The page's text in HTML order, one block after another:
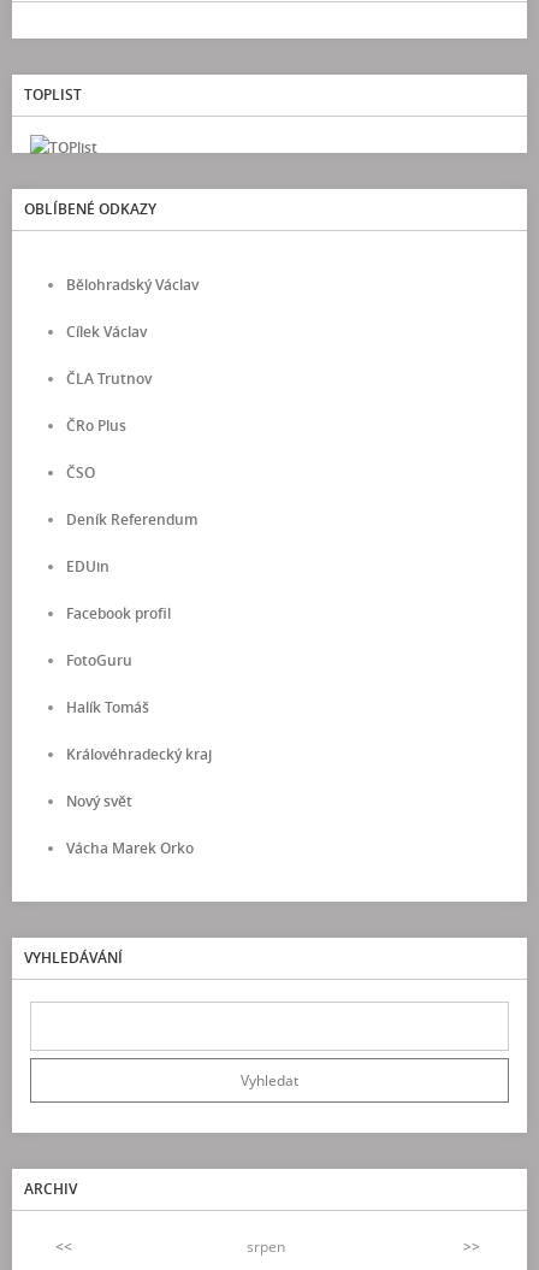
TOPLIST
OBLÍBENÉ ODKAZY
Bělohradský Václav
Cílek Václav
ČLA Trutnov
ČRo Plus
ČSO
Deník Referendum
EDUin
Facebook profil
FotoGuru
Halík Tomáš
Královéhradecký kraj
Nový svět
Vácha Marek Orko
VYHLEDÁVÁNÍ
ARCHIV
<< srpen
>>